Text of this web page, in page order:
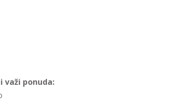
važi ponuda: